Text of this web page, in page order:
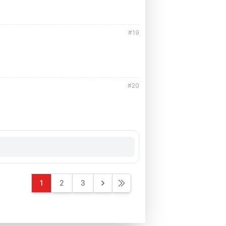
#19
#20
1 2 3